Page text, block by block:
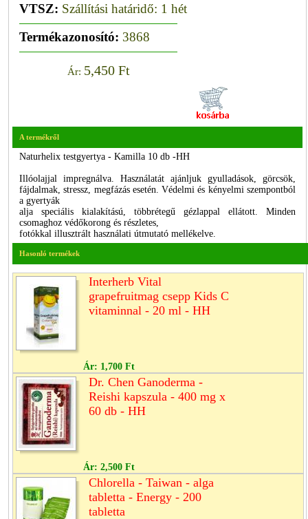
VTSZ: Szállítási határidő: 1 hét
Termékazonosító: 3868
Ár: 5,450 Ft
A termékről
Naturhelix testgyertya - Kamilla 10 db -HH
Illóolajjal impregnálva. Használatát ajánljuk gyulladások, görcsök,
fájdalmak, stressz, megfázás esetén. Védelmi és kényelmi szempontból
a gyertyák
alja speciális kialakítású, többrétegű gézlappal ellátott. Minden
csomaghoz védőkorong és részletes,
fotókkal illusztrált használati útmutató mellékelve.
Hasonló termékek
Interherb Vital
grapefruitmag csepp Kids C
vitaminnal - 20 ml - HH
Ár: 1,700 Ft
Dr. Chen Ganoderma -
Reishi kapszula - 400 mg x
60 db - HH
Ár: 2,500 Ft
Chlorella - Taiwan - alga
tabletta - Energy - 200
tabletta